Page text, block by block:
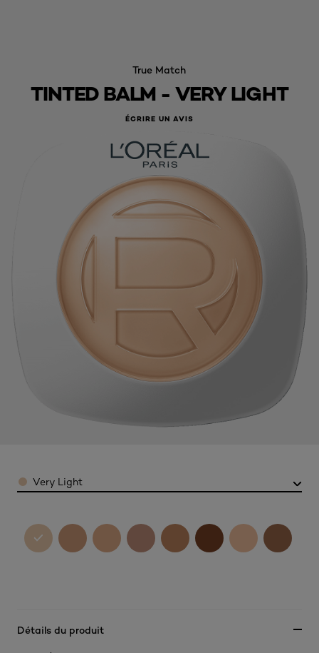
True Match
TINTED BALM - VERY LIGHT
ÉCRIRE UN AVIS
ColorVery Light
Détails du produit